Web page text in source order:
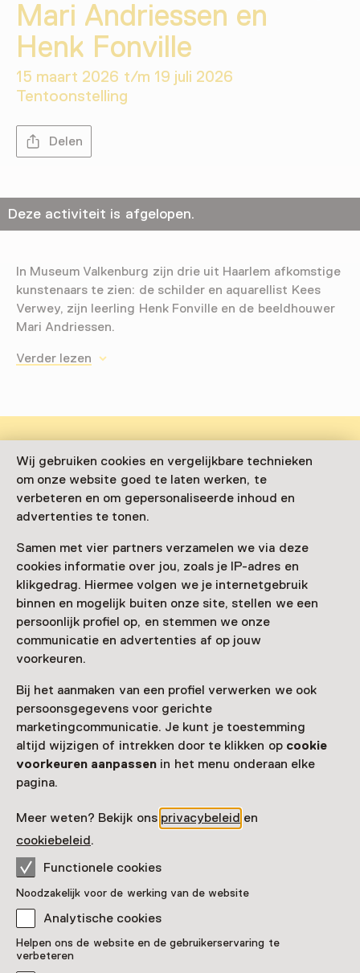
Wij gebruiken cookies en vergelijkbare technieken
om onze website goed te laten werken, te
verbeteren en om gepersonaliseerde inhoud en
advertenties te tonen.
Samen met vier partners verzamelen we via deze
cookies informatie over jou, zoals je IP-adres en
klikgedrag. Hiermee volgen we je internetgebruik
binnen en mogelijk buiten onze site, stellen we een
persoonlijk profiel op, en stemmen we onze
communicatie en advertenties af op jouw
voorkeuren.
Bij het aanmaken van een profiel verwerken we ook
persoonsgegevens voor gerichte
marketingcommunicatie. Je kunt je toestemming
altijd wijzigen of intrekken door te klikken op cookie
voorkeuren aanpassen in het menu onderaan elke
pagina.
Meer weten? Bekijk ons privacybeleid en
cookiebeleid.
Functionele cookies
Noodzakelijk voor de werking van de website
Analytische cookies
Helpen ons de website en de gebruikerservaring te
verbeteren
Mari Andriessen en
Henk Fonville
15 maart 2026 t/m 19 juli 2026
Tentoonstelling
Delen
Deze activiteit is afgelopen.
In Museum Valkenburg zijn drie uit Haarlem afkomstige
kunstenaars te zien: de schilder en aquarellist Kees
Verwey, zijn leerling Henk Fonville en de beeldhouwer
Mari Andriessen.
Verder lezen
Deze activiteit is afgelopen. Je kunt hier niet
meer aan deelnemen.
Bekijk alle actuele activiteiten op
Datum
15 maart 2026 t/m 19 juli 2026
Toon beschikbaarheid
Locatie
Grotestraat Centrum 31
6301 CW Valkenburg LB
Route plannenOpent in een nieuw tabblad
043 - 60 16 394
Vandaag open van 11:00 tot 15:00 uur
Zien & doen in Museum
Valkenburg